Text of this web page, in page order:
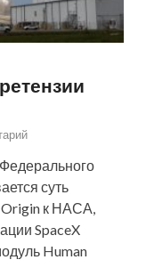
суть
Origin к НАСА,
SpaceX
Human